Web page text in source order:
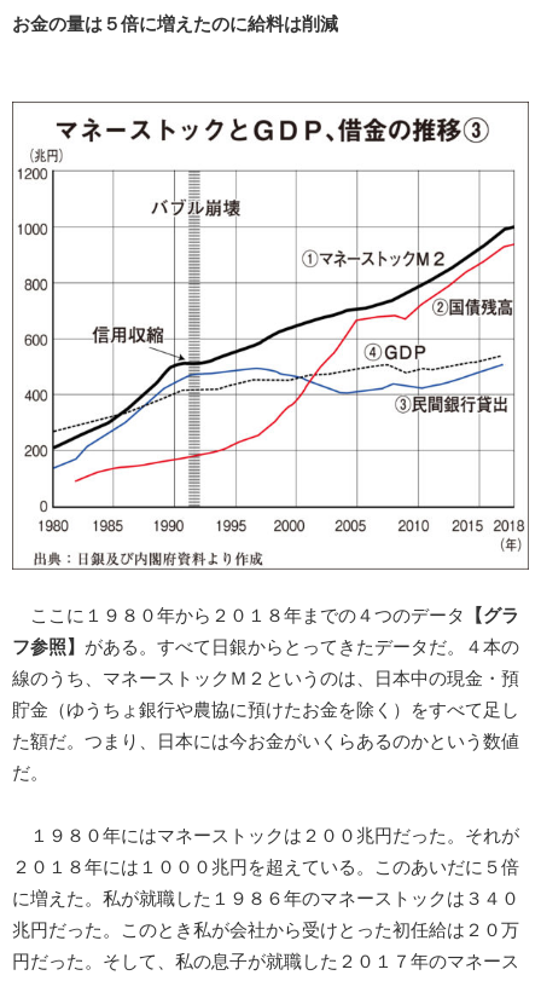
お金の量は５倍に増えたのに給料は削減
ここに１９８０年から２０１８年までの４つのデータ
【グラ
フ参照】 がある。すべて日銀からとってきたデータだ。４本の
線のうち、マネーストックＭ２というのは、日本中の現金・預
貯金（ゆうちょ銀行や農協に預けたお金を除く）をすべて足し
た額だ。つまり、日本には今お金がいくらあるのかという数値
だ。
１９８０年にはマネーストックは２００兆円だった。それが
２０１８年には１０００兆円を超えている。このあいだに５倍
に増えた。私が就職した１９８６年のマネーストックは３４０
兆円だった。このとき私が会社から受けとった初任給は２０万
円だった。そして、私の息子が就職した２０１７年のマネース